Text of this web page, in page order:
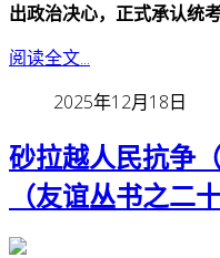
出政治决心，正式承认统
阅读全文...
2025年12月18日
砂拉越人民抗争
（友谊丛书之二